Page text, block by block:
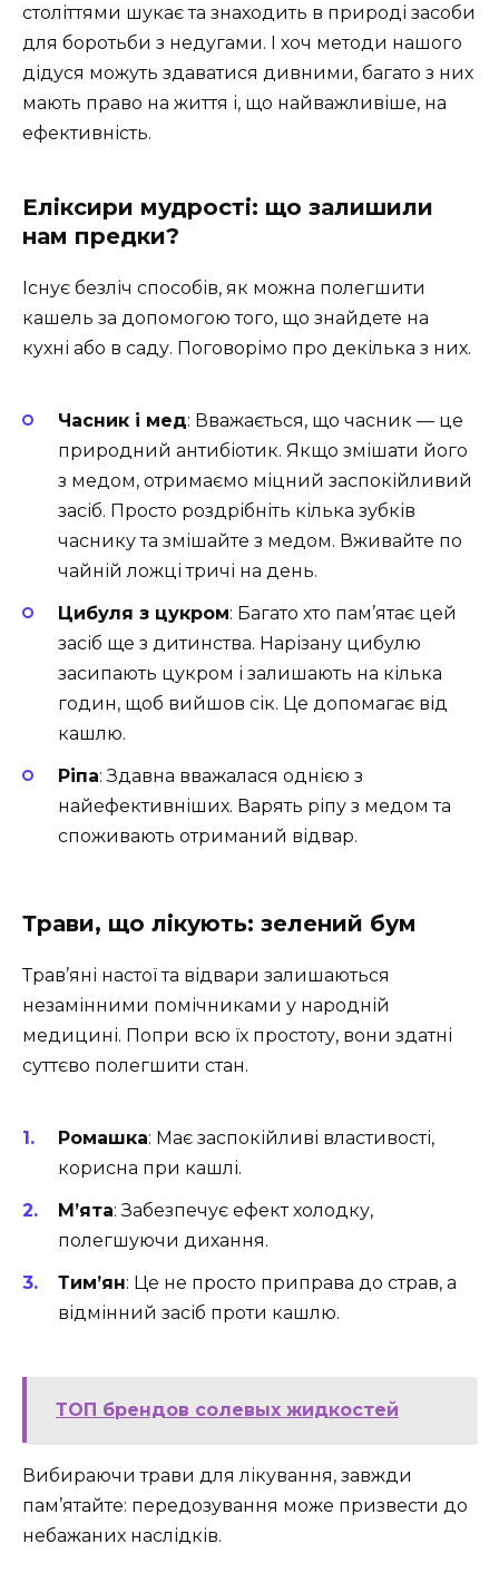
століттями шукає та знаходить в природі засоби
для боротьби з недугами. І хоч методи нашого
дідуся можуть здаватися дивними, багато з них
мають право на життя і, що найважливіше, на
ефективність.
Еліксири мудрості: що залишили
нам предки?
Існує безліч способів, як можна полегшити
кашель за допомогою того, що знайдете на
кухні або в саду. Поговорімо про декілька з них.
Часник і мед: Вважається, що часник — це
природний антибіотик. Якщо змішати його
з медом, отримаємо міцний заспокійливий
засіб. Просто роздрібніть кілька зубків
часнику та змішайте з медом. Вживайте по
чайній ложці тричі на день.
Цибуля з цукром: Багато хто пам’ятає цей
засіб ще з дитинства. Нарізану цибулю
засипають цукром і залишають на кілька
годин, щоб вийшов сік. Це допомагає від
кашлю.
Ріпа: Здавна вважалася однією з
найефективніших. Варять ріпу з медом та
споживають отриманий відвар.
Трави, що лікують: зелений бум
Трав’яні настої та відвари залишаються
незамінними помічниками у народній
медицині. Попри всю їх простоту, вони здатні
суттєво полегшити стан.
Ромашка: Має заспокійливі властивості,
корисна при кашлі.
М’ята: Забезпечує ефект холодку,
полегшуючи дихання.
Тим’ян: Це не просто приправа до страв, а
відмінний засіб проти кашлю.
ТОП брендов солевых жидкостей
Вибираючи трави для лікування, завжди
пам’ятайте: передозування може призвести до
небажаних наслідків.